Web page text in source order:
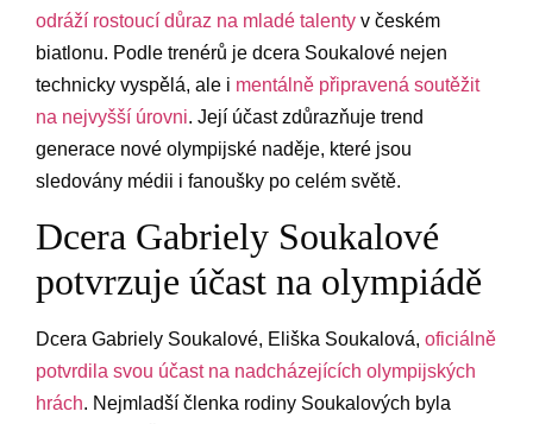
odráží rostoucí důraz na mladé talenty v českém
biatlonu. Podle trenérů je dcera Soukalové nejen
technicky vyspělá, ale i mentálně připravená soutěžit
na nejvyšší úrovni. Její účast zdůrazňuje trend
generace nové olympijské naděje, které jsou
sledovány médii i fanoušky po celém světě.
Dcera Gabriely Soukalové
potvrzuje účast na olympiádě
Dcera Gabriely Soukalové, Eliška Soukalová, oficiálně
potvrdila svou účast na nadcházejících olympijských
hrách. Nejmladší členka rodiny Soukalových byla